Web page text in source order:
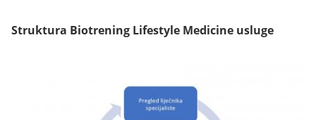
Struktura Biotrening Lifestyle Medicine usluge